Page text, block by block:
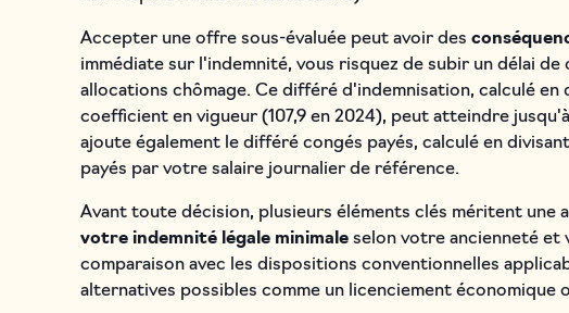
Accepter une offre sous-évaluée peut avoir des
immédiate sur l'indemnité, vous risquez de subir un délai
allocations chômage. Ce différé d'indemnisation, calculé
coefficient en vigueur (107,9 en 2024), peut atteindre
ajoute également le différé congés payés, calculé en
payés par votre salaire journalier de référence.
Avant toute décision, plusieurs éléments clés méritent une
votre indemnité légale minimale selon votre ancienneté et
comparaison avec les dispositions conventionnelles
alternatives possibles comme un licenciement économique